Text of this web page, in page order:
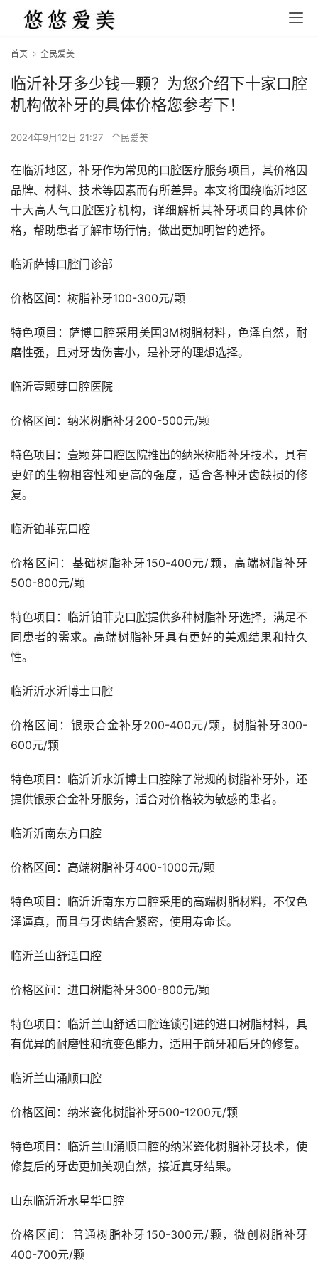
首页 全民爱美
临沂补牙多少钱一颗？为您介绍下十家口腔
机构做补牙的具体价格您参考下！
2024年9月12日 21:27 全民爱美
在临沂地区，补牙作为常见的口腔医疗服务项目，其价格因
品牌、材料、技术等因素而有所差异。本文将围绕临沂地区
十大高人气口腔医疗机构，详细解析其补牙项目的具体价
格，帮助患者了解市场行情，做出更加明智的选择。
临沂萨博口腔门诊部
价格区间：树脂补牙100-300元/颗
特色项目：萨博口腔采用美国3M树脂材料，色泽自然，耐
磨性强，且对牙齿伤害小，是补牙的理想选择。
临沂壹颗芽口腔医院
价格区间：纳米树脂补牙200-500元/颗
特色项目：壹颗芽口腔医院推出的纳米树脂补牙技术，具有
更好的生物相容性和更高的强度，适合各种牙齿缺损的修
复。
临沂铂菲克口腔
价格区间：基础树脂补牙150-400元/颗，高端树脂补牙
500-800元/颗
特色项目：临沂铂菲克口腔提供多种树脂补牙选择，满足不
同患者的需求。高端树脂补牙具有更好的美观结果和持久
性。
临沂沂水沂博士口腔
价格区间：银汞合金补牙200-400元/颗，树脂补牙300-
600元/颗
特色项目：临沂沂水沂博士口腔除了常规的树脂补牙外，还
提供银汞合金补牙服务，适合对价格较为敏感的患者。
临沂沂南东方口腔
价格区间：高端树脂补牙400-1000元/颗
特色项目：临沂沂南东方口腔采用的高端树脂材料，不仅色
泽逼真，而且与牙齿结合紧密，使用寿命长。
临沂兰山舒适口腔
价格区间：进口树脂补牙300-800元/颗
特色项目：临沂兰山舒适口腔连锁引进的进口树脂材料，具
有优异的耐磨性和抗变色能力，适用于前牙和后牙的修复。
临沂兰山涌顺口腔
价格区间：纳米瓷化树脂补牙500-1200元/颗
特色项目：临沂兰山涌顺口腔的纳米瓷化树脂补牙技术，使
修复后的牙齿更加美观自然，接近真牙结果。
山东临沂沂水星华口腔
价格区间：普通树脂补牙150-300元/颗，微创树脂补牙
400-700元/颗